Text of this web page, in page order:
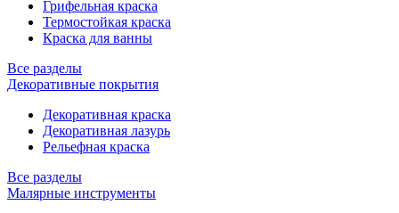
Грифельная краска
Термостойкая краска
Краска для ванны
Все разделы
Декоративные покрытия
Декоративная краска
Декоративная лазурь
Рельефная краска
Все разделы
Малярные инструменты